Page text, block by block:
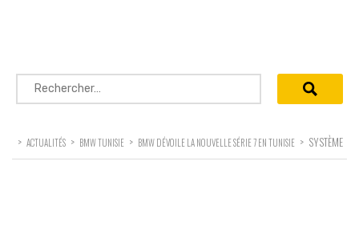
Rechercher :
> ACTUALITÉS > BMW TUNISIE > BMW DÉVOILE LA NOUVELLE SÉRIE 7 EN TUNISIE > SYSTÈME